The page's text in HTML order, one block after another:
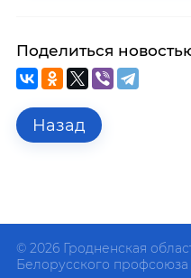
Поделиться
Назад
© 2026 Гродненская
Белорусского профсоюза